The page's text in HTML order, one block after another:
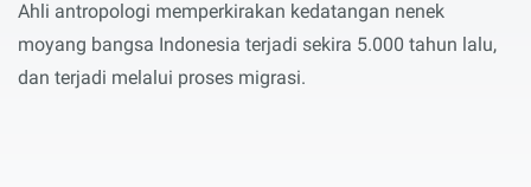
Ahli antropologi memperkirakan kedatangan nenek
moyang bangsa Indonesia terjadi sekira 5.000 tahun lalu,
dan terjadi melalui proses migrasi.